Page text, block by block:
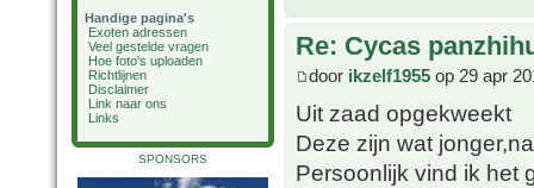
Handige pagina's
Exoten adressen
Veel gestelde vragen
Hoe foto's uploaden
Richtlijnen
Disclaimer
Link naar ons
Links
SPONSORS
Re: Cycas
door ikzelf1955 op 29 apr
Uit zaad opgekweekt
Deze zijn wat
Persoonlijk vind ik het